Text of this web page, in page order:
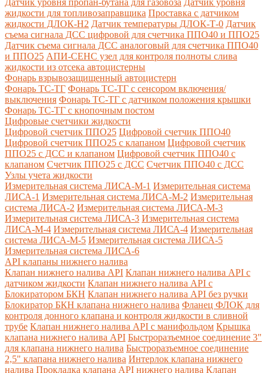
жидкости для топливозаправщика Проставка с датчиком
жидкости ДЛОК-Н2 Датчик температуры ДЛОК-Т-0 Датчик
съема сигнала ДСС цифровой для счетчика ППО40 и ППО25
Датчик съема сигнала ДСС аналоговый для счетчика ППО40
и ППО25 АПИ-СЕНС узел для контроля полноты слива
жидкости из отсека автоцистерны
Фонарь взрывозащищенный автоцистерн
Фонарь ТС-ТГ Фонарь ТС-ТГ с сенсором включения/
выключения Фонарь ТС-ТГ с датчиком положения крышки
Фонарь ТС-ТГ с кнопочным постом
Цифровые счетчики жидкости
Цифровой счетчик ППО25 Цифровой счетчик ППО40
Цифровой счетчик ППО25 с клапаном Цифровой счетчик
ППО25 с ДСС и клапаном Цифровой счетчик ППО40 с
клапаном Счетчик ППО25 с ДСС Счетчик ППО40 с ДСС
Узлы учета жидкости
Измерительная система ЛИСА-М-1 Измерительная система
ЛИСА-1 Измерительная система ЛИСА-М-2 Измерительная
система ЛИСА-2 Измерительная система ЛИСА-М-3
Измерительная система ЛИСА-3 Измерительная система
ЛИСА-М-4 Измерительная система ЛИСА-4 Измерительная
система ЛИСА-М-5 Измерительная система ЛИСА-5
Измерительная система ЛИСА-6
API клапаны нижнего налива
Клапан нижнего налива API Клапан нижнего налива API с
датчиком жидкости Клапан нижнего налива API с
Блокиратором БКН Клапан нижнего налива API без ручки
Блокиратор БКН клапана нижнего налива Фланец ФЛОК для
контроля донного клапана и контроля жидкости в сливной
трубе Клапан нижнего налива API с манифольдом Крышка
клапана нижнего налива API Быстроразъемное соединение 3"
для клапана нижнего налива Быстроразъемное соединение
2,5" клапана нижнего налива Интерлок клапана нижнего
налива Прокладка клапана API нижнего налива Клапан